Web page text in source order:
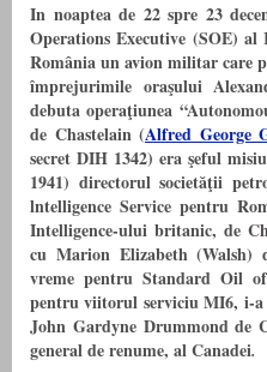
In noaptea de 22 spre 23
Operations Executive (SOE)
România un avion militar care
împrejurimile oraşului
debuta operaţiunea
de Chastelain (Alfred George
secret DIH 1342) era şeful
1941) directorul societăţii
lntelligence Service pentru
Intelligence-ului britanic, de
cu Marion Elizabeth (Walsh)
vreme pentru Standard Oil
pentru viitorul serviciu MI6, i-
John Gardyne Drummond de
general de renume, al Canadei.